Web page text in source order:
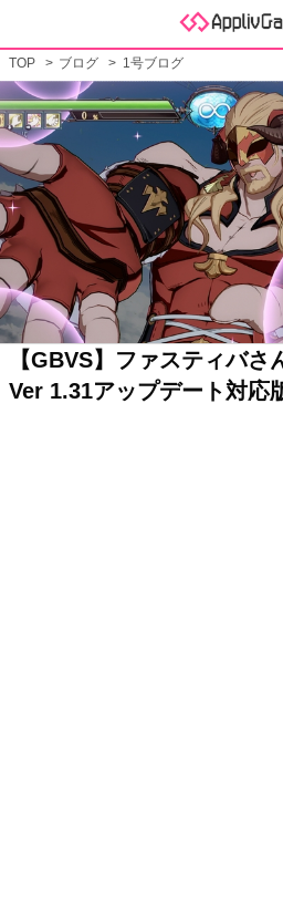
TOP ブログ 1号ブログ
【GBVS】ファスティバ
Ver 1.31アップデート対応